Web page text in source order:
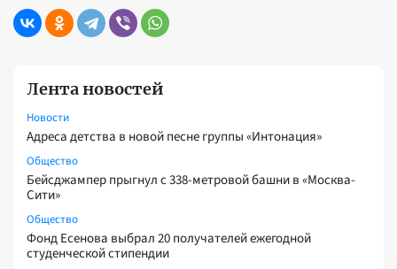
Лента новостей
Новости
Адреса детства в новой песне группы «Интонация»
Общество
Бейсджампер прыгнул с 338-метровой башни в «Москва-
Сити»
Общество
Фонд Есенова выбрал 20 получателей ежегодной
студенческой стипендии